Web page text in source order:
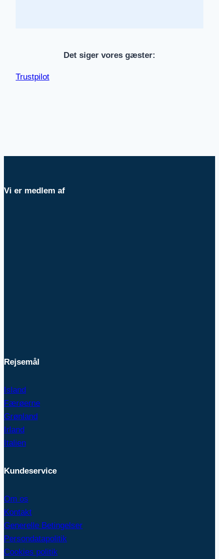
Det siger vores gæster:
Trustpilot
Vi er medlem af
Rejsemål
Island
Færøerne
Grønland
Irland
Italien
Kundeservice
Om os
Kontakt
Generelle Betingelser
Persondatapolitik
Cookies politik